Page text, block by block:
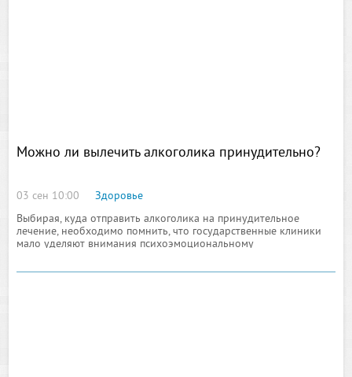
Можно ли вылечить алкоголика принудительно?
03 сен 10:00
Здоровье
Выбирая, куда отправить алкоголика на принудительное
лечение, необходимо помнить, что государственные клиники
мало уделяют внимания психоэмоциональному
быстро возвращаются к любимому занятию.